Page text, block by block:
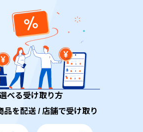
べる受け取り方
品を配送 / 店舗で受け取り